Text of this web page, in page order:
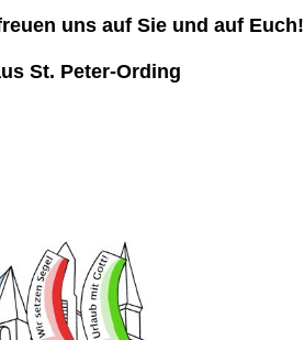
uns auf Sie und auf Euch!
St. Peter-Ording